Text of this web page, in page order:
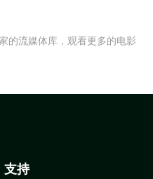
的流媒体库，观看更多的电影
支持